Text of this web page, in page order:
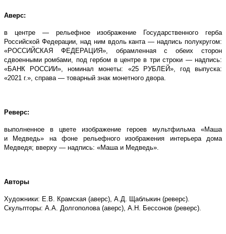
Аверс:
в центре — рельефное изображение Государственного герба
Российской Федерации, над ним вдоль канта — надпись полукругом:
«РОССИЙСКАЯ ФЕДЕРАЦИЯ», обрамленная с обеих сторон
сдвоенными ромбами, под гербом в центре в три строки — надпись:
«БАНК РОССИИ», номинал монеты: «25 РУБЛЕЙ», год выпуска:
«2021 г.», справа — товарный знак монетного двора.
Реверс:
выполненное в цвете изображение героев мультфильма «Маша
и Медведь» на фоне рельефного изображения интерьера дома
Медведя; вверху — надпись: «Маша и Медведь».
Авторы
Художники: Е.В. Крамская (аверс), А.Д. Щаблыкин (реверс).
Скульпторы: А.А. Долгополова (аверс), А.Н. Бессонов (реверс).